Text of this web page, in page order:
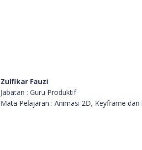
Zulfikar Fauzi
Jabatan : Guru Produktif
Mata Pelajaran : Animasi 2D, Keyframe